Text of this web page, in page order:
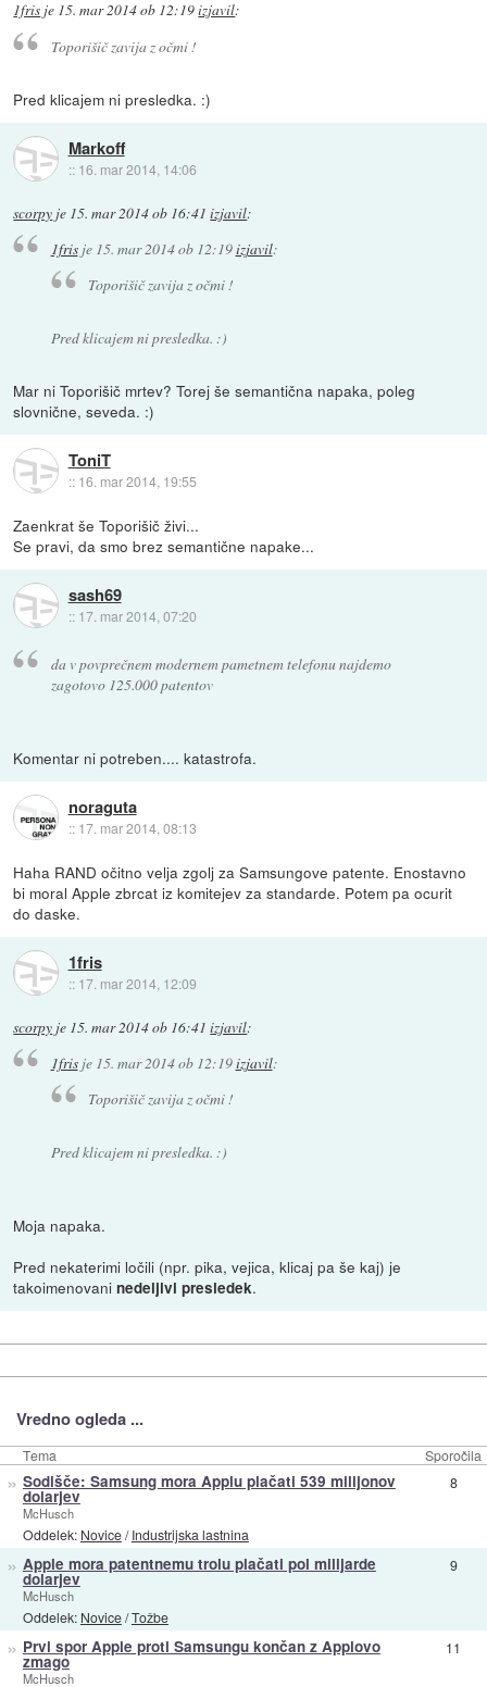
1fris je 15. mar 2014 ob 12:19izjavil:
Toporišič zavija z očmi !
Pred klicajem ni presledka. :)
Markoff
:: 16. mar 2014, 14:06
scorpy je 15. mar 2014 ob 16:41 izjavil:
1frisje 15. mar 2014 ob 12:19izjavil:
Toporišič zavija z očmi !
Pred klicajem ni presledka. :)
Mar ni Toporišič mrtev? Torej še semantična napaka, poleg
slovnične, seveda. :)
ToniT
:: 16. mar 2014, 19:55
Zaenkrat še Toporišič živi...
Se pravi, da smo brez semantične napake...
sash69
:: 17. mar 2014, 07:20
da v povprečnem modernem pametnem telefonu najdemo
zagotovo 125.000 patentov
Komentar ni potreben.... katastrofa.
noraguta
:: 17. mar 2014, 08:13
Haha RAND očitno velja zgolj za Samsungove patente. Enostavno
bi moral Apple zbrcat iz komitejev za standarde. Potem pa ocurit
do daske.
1fris
:: 17. mar 2014, 12:09
scorpy je 15. mar 2014 ob 16:41 izjavil:
1frisje 15. mar 2014 ob 12:19izjavil:
Toporišič zavija z očmi !
Pred klicajem ni presledka. :)
Moja napaka.
Pred nekaterimi ločili (npr. pika, vejica, klicaj pa še kaj) je
takoimenovaninedeljivi presledek.
Vredno ogleda ...
Tema Sporočila
» Sodišče: Samsung mora Applu plačati 539 milijonov
dolarjev
McHusch
Oddelek: Novice/Industrijska lastnina
8
» Apple mora patentnemu trolu plačati pol milijarde
dolarjev
McHusch
Oddelek: Novice/Tožbe
9
» Prvi spor Apple proti Samsungu končan z Applovo
zmago
McHusch
11